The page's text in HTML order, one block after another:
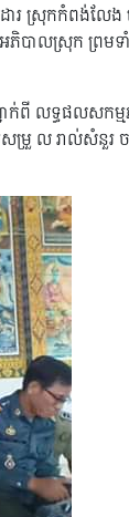
រុកកំពង់លែង ខេ
លស្រុក ព្រមទ
ទ្ធផលសកម្មភា
ល រាល់សំនួរ